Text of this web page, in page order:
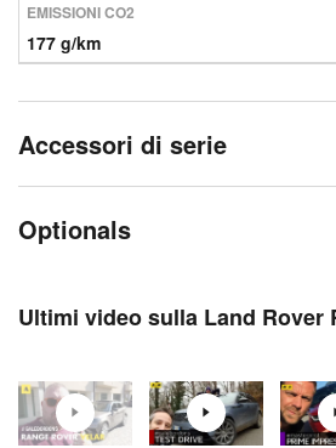
EMISSIONI CO2
177 g/km
Accessori di serie
Optionals
Ultimi video sulla Land Rover